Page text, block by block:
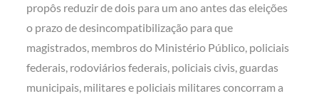
propôs reduzir de dois para um ano antes das eleições
o prazo de desincompatibilização para que
magistrados, membros do Ministério Público, policiais
federais, rodoviários federais, policiais civis, guardas
municipais, militares e policiais militares concorram a